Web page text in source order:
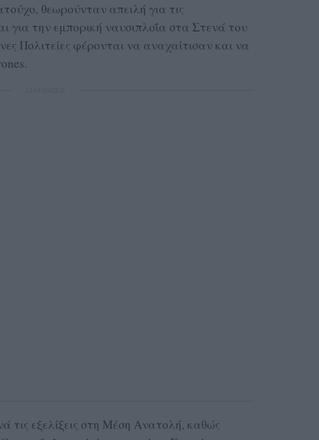
θεωρούνταν απειλή για τις
για την εμπορική ναυσιπλοΐα στα Στενά του
Πολιτείες φέρονται να αναχαίτισαν και να
τις εξελίξεις στη Μέση Ανατολή, καθώς